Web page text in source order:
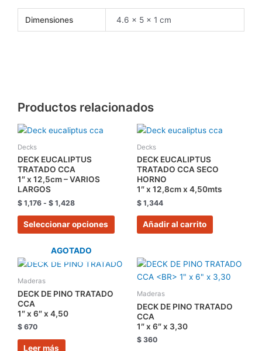
Dimensiones 4.6 × 5 × 1 cm
Productos relacionados
Decks
DECK EUCALIPTUS
TRATADO CCA
1″ x 12,5cm – VARIOS
LARGOS
$ 1,176 - $ 1,428
Rango
desde
$ 1,176
hasta
$ 1,428
Seleccionar opciones
producto
múltiples
variantes.
opciones
se
pueden
producto
Decks
DECK EUCALIPTUS
TRATADO CCA SECO
HORNO
1″ x 12,8cm x 4,50mts
$ 1,344
Añadir al carrito
AGOTADO
Maderas
DECK DE PINO TRATADO
CCA
1″ x 6″ x 4,50
$ 670
Leer más
Maderas
DECK DE PINO TRATADO
CCA
1″ x 6″ x 3,30
$ 360